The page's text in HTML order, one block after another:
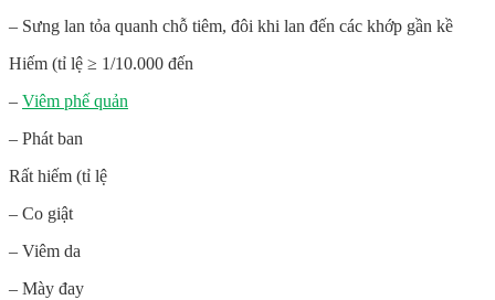
– Sưng lan tỏa quanh chỗ tiêm, đôi khi lan đến các khớp gần kề
Hiếm (tỉ lệ ≥ 1/10.000 đến
– Viêm phế quản
– Phát ban
Rất hiếm (tỉ lệ
– Co giật
– Viêm da
– Mày đay